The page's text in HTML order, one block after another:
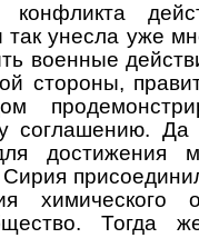
конфликта
унесла уже
военные
стороны,
соглашению. Да
достижения
химического
Тогда